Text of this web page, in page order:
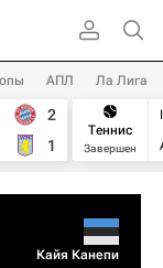
АПЛ Ла Лига
2
1
Теннис
Завершен
Кайя Канепи